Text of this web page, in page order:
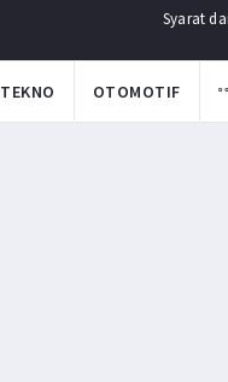
Syarat
TEKNO
OTOMOTIF